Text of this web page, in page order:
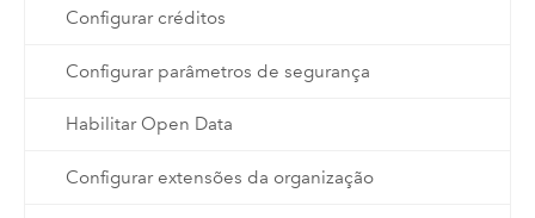
Configurar créditos
Configurar parâmetros de segurança
Habilitar Open Data
Configurar extensões da organização